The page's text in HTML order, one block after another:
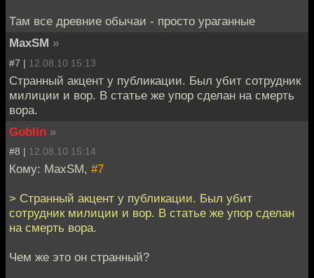
Там все древние обычаи - просто ураганные
MaxSM »
#7 | 12.08.10 15:13
Странный акцент у публикации. Был убит сотрудник
милиции и вор. В статье же упор сделан на смерть
вора.
Goblin »
#8 | 12.08.10 15:14
Кому: MaxSM, #7
> Странный акцент у публикации. Был убит
сотрудник милиции и вор. В статье же упор сделан
на смерть вора.
Чем же это он странный?